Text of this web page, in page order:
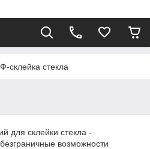
склейка стекла
для склейки стекла -
возможности